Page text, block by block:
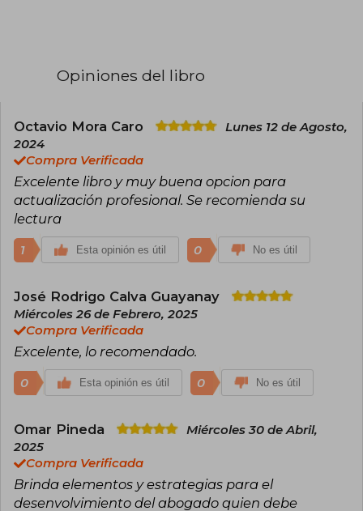
destacada trayectoria profesional combinando
Como fundador de la Escuela Internacional de
Formación Jurídica (EIF Jurídica), ha impulsado
programas de capacitación enfocados en el
fortalecimiento de las habilidades de
argumentación, interrogatorio y defensa en
juicio.
litigar. Manual práctico de litigación oral en
asuntos no penales y Cómo detectar mentiras
orientado a trasladar técnicas avanzadas de
litigación al trabajo cotidiano de jueces,
abogados y estudiantes de derecho. A través
contribuido a la difusión de métodos modernos
de litigación oral y al desarrollo de
competencias estratégicas en el ámbito jurídico
contemporáneo.
Opiniones del libro
Octavio Mora Caro
Lunes 12 de Agosto,
2024
Compra Verificada
Excelente libro y muy buena opcion para
actualización profesional. Se recomienda su
lectura
1 Esta opinión es útil 0 No es útil
José Rodrigo Calva Guayanay
Miércoles 26 de Febrero, 2025
Compra Verificada
Excelente, lo recomendado.
0 Esta opinión es útil 0 No es útil
Omar Pineda
Miércoles 30 de Abril,
2025
Compra Verificada
Brinda elementos y estrategias para el
desenvolvimiento del abogado quien debe